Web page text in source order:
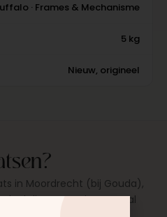
· Frames & Mechanisme
5 kg
Nieuw, origineel
in Moordrecht (bij Gouda),
direct voor je. Meestal